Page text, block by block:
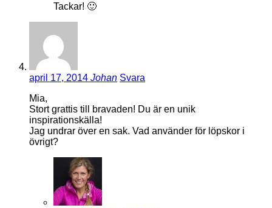
Tackar! 🙂
april 17, 2014 Johan Svara
Mia,
Stort grattis till bravaden! Du är en unik
inspirationskälla!
Jag undrar över en sak. Vad använder för löpskor i
övrigt?